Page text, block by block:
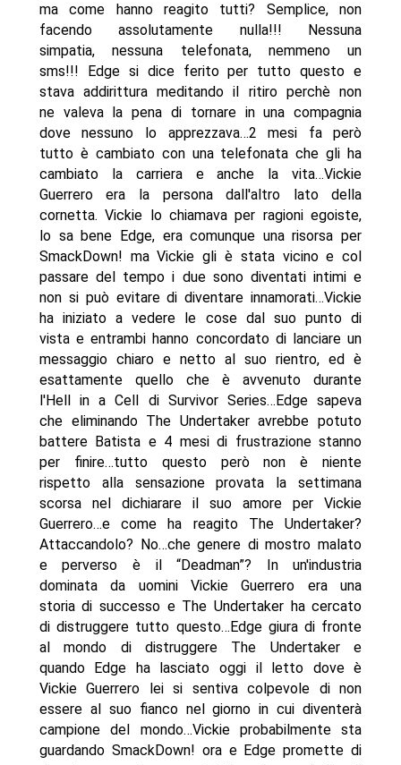
ma come hanno reagito tutti? Semplice, non
facendo assolutamente nulla!!! Nessuna
simpatia, nessuna telefonata, nemmeno un
sms!!! Edge si dice ferito per tutto questo e
stava addirittura meditando il ritiro perchè non
ne valeva la pena di tornare in una compagnia
dove nessuno lo apprezzava…2 mesi fa però
tutto è cambiato con una telefonata che gli ha
cambiato la carriera e anche la vita…Vickie
Guerrero era la persona dall'altro lato della
cornetta. Vickie lo chiamava per ragioni egoiste,
lo sa bene Edge, era comunque una risorsa per
SmackDown! ma Vickie gli è stata vicino e col
passare del tempo i due sono diventati intimi e
non si può evitare di diventare innamorati…Vickie
ha iniziato a vedere le cose dal suo punto di
vista e entrambi hanno concordato di lanciare un
messaggio chiaro e netto al suo rientro, ed è
esattamente quello che è avvenuto durante
l'Hell in a Cell di Survivor Series…Edge sapeva
che eliminando The Undertaker avrebbe potuto
battere Batista e 4 mesi di frustrazione stanno
per finire…tutto questo però non è niente
rispetto alla sensazione provata la settimana
scorsa nel dichiarare il suo amore per Vickie
Guerrero…e come ha reagito The Undertaker?
Attaccandolo? No…che genere di mostro malato
e perverso è il “Deadman”? In un'industria
dominata da uomini Vickie Guerrero era una
storia di successo e The Undertaker ha cercato
di distruggere tutto questo…Edge giura di fronte
al mondo di distruggere The Undertaker e
quando Edge ha lasciato oggi il letto dove è
Vickie Guerrero lei si sentiva colpevole di non
essere al suo fianco nel giorno in cui diventerà
campione del mondo…Vickie probabilmente sta
guardando SmackDown! ora e Edge promette di